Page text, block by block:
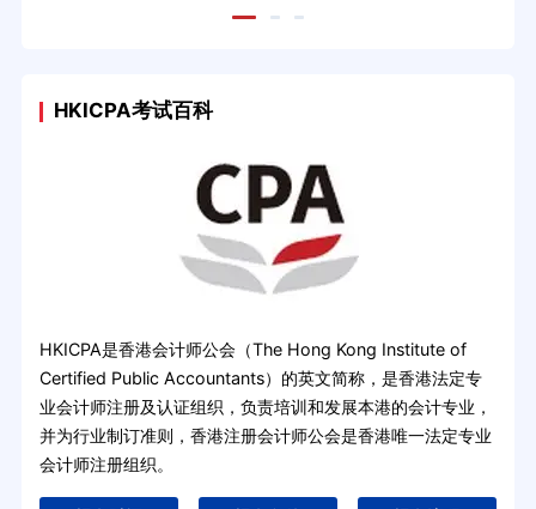
HKICPA考试百科
HKICPA是香港会计师公会（The Hong Kong Institute of
Certified Public Accountants）的英文简称，是香港法定专
业会计师注册及认证组织，负责培训和发展本港的会计专业，
并为行业制订准则，香港注册会计师公会是香港唯一法定专业
会计师注册组织。